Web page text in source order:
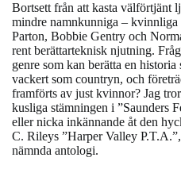
Bortsett från att kasta välförtjänt
mindre namnkunniga –
Parton, Bobbie Gentry och
rent berättarteknisk njutning.
genre som kan berätta en
vackert som countryn, och
framförts av just kvinnor? Jag
kusliga stämningen i ”Saunders
eller nicka inkännande åt den
C. Rileys ”Harper Valley
nämnda antologi.